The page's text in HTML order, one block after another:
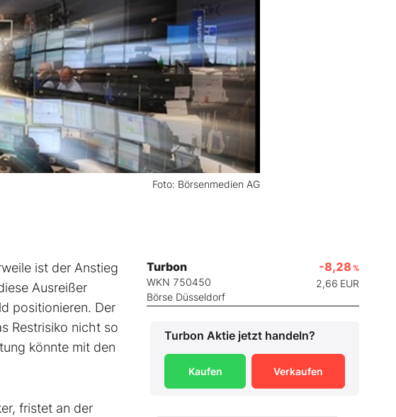
Foto: Börsenmedien AG
ist der Anstieg
Ausreißer
positionieren. Der
Restrisiko nicht so
könnte mit den
fristet an der
Turbon
WKN 750450
Börse Düsseldorf
-8,28 %
2,66 EUR
Turbon Aktie jetzt handeln?
Kaufen Verkaufen